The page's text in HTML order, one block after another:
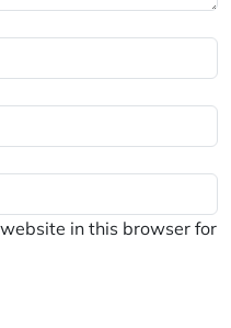
in this browser for